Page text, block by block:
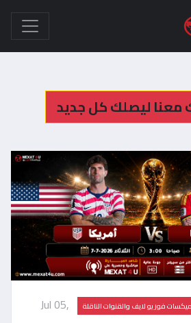
معنا ليصلك كل جديد
فور يو لايف والقنوات الناقلة
Jul 05,